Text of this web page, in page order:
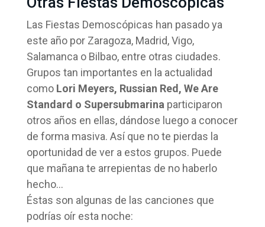
Las Fiestas Demoscópicas han pasado ya
este año por Zaragoza, Madrid, Vigo,
Salamanca o Bilbao, entre otras ciudades.
Grupos tan importantes en la actualidad
como Lori Meyers, Russian Red, We Are
Standard o Supersubmarina participaron
otros años en ellas, dándose luego a conocer
de forma masiva. Así que no te pierdas la
oportunidad de ver a estos grupos. Puede
que mañana te arrepientas de no haberlo
hecho…
Éstas son algunas de las canciones que
podrías oír esta noche: